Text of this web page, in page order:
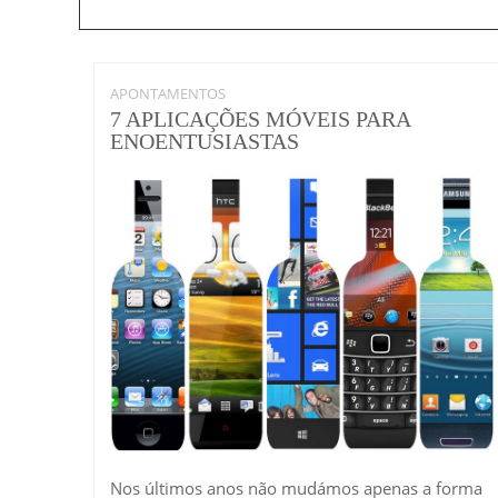
APONTAMENTOS
7 APLICAÇÕES MÓVEIS PARA
ENOENTUSIASTAS
Nos últimos anos não mudámos apenas a forma